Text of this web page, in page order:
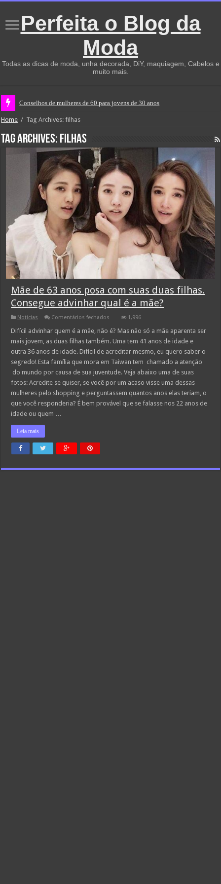
Perfeita o Blog da
Moda
Todas as dicas de moda, unha decorada, DiY, maquiagem, Cabelos e
muito mais.
Conselhos de mulheres de 60 para jovens de 30 anos
Home / Tag Archives: filhas
Tag Archives: filhas
Mãe de 63 anos posa com suas duas filhas.
Consegue advinhar qual é a mãe?
Notícias Comentários fechados
de
anos
posa
com
suas
duas
filhas.
Consegue
qual
é
a
1,996
Difícil advinhar quem é a mãe, não é? Mas não só a mãe aparenta ser
mais jovem, as duas filhas também. Uma tem 41 anos de idade e
outra 36 anos de idade. Difícil de acreditar mesmo, eu quero saber o
segredo! Esta família que mora em Taiwan tem chamado a atenção
do mundo por causa de sua juventude. Veja abaixo uma de suas
fotos: Acredite se quiser, se você por um acaso visse uma dessas
mulheres pelo shopping e perguntassem quantos anos elas teriam, o
que você responderia? É bem provável que se falasse nos 22 anos de
idade ou quem …
Leia mais